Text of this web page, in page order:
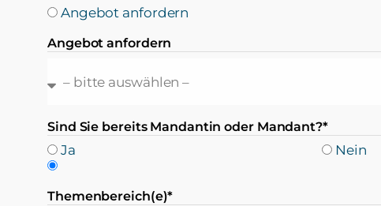
Angebot anfordern
Angebot anfordern
Sind Sie bereits Mandantin oder Mandant?*
Ja Nein
Themenbereich(e)*